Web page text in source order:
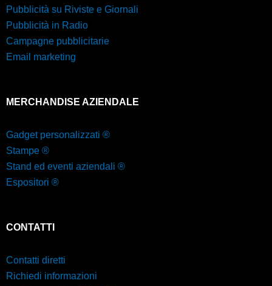
Pubblicità su Riviste e Giornali
Pubblicità in Radio
Campagne pubblicitarie
Email marketing
MERCHANDISE AZIENDALE
Gadget personalizzati ®
Stampe ®
Stand ed eventi aziendali ®
Espositori ®
CONTATTI
Contatti diretti
Richiedi informazioni